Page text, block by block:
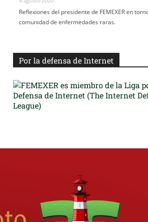
Reflexiones del presidente de FEMEXER en
comunidad de enfermedades raras.
Por la defensa de Internet